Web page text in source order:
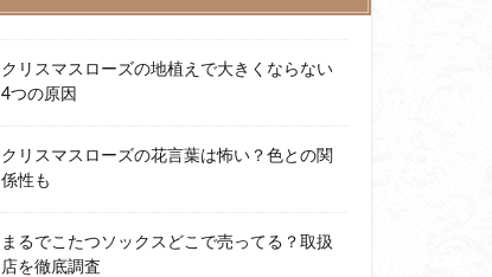
クリスマスローズの地植えで大きくならない
4つの原因
クリスマスローズの花言葉は怖い？色との関
係性も
まるでこたつソックスどこで売ってる？取扱
店を徹底調査